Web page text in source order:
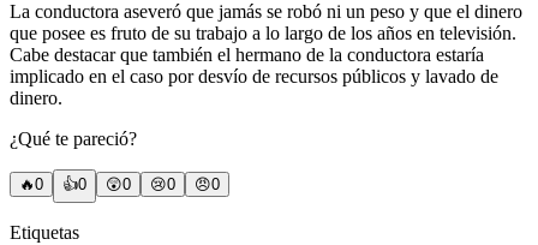
La conductora aseveró que jamás se robó ni un peso y que el dinero
que posee es fruto de su trabajo a lo largo de los años en televisión.
Cabe destacar que también el hermano de la conductora estaría
implicado en el caso por desvío de recursos públicos y lavado de
dinero.
¿Qué te pareció?
🔥0 👍0 😲0 😢0 😠0
Etiquetas